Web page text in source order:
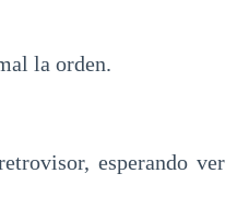
la orden.
esperando ver